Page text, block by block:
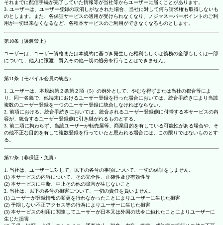
それまでに配信手続が完了していた情報等が当社等からユーザーに届くことがあります。
3. ユーザーは、ユーザー登録の取消しがなされた場合、当社に対して何ら請求権も取得しないも
のとします。また、各保証サービスの適用が受けられなくなり、ノジマスーパーポイントのご利
用が一切出来なくなるなど、各種本サービスのご利用ができなくなるものとします。
第10条（譲渡禁止）
ユーザーは、ユーザー資格または本規約に基づき発生した権利もしくは義務の全部もしくは一部
について、他人に譲渡、質入その他一切の処分を行うことはできません。
第11条（モバイル会員の統合）
1. ユーザーは、本規約第２条第２項（5）の例外として、やむを得ずまたは当社の都合等によ
り、同一名義で、他端末におけるユーザー登録を行った場合においては、統合手続きにより当該
複数のユーザー登録を一つのユーザー登録に統合しなければならない。
2. 前項における、統合手続きにおいては、統合されるユーザー登録側に付帯する本サービスの内
容が、統合するユーザー登録側に引き継がれるものとする。
3. 前二項に拘わらず、当該ユーザーが転売屋等、商業目的を有している可能性がある場合や、そ
の他不正な目的を有して複数登録を行っていたと思われる場合には、この限りではないものとす
る。
第12条（非保証・免責）
1. 当社は、ユーザーに対して、以下の各号の事項について、一切の保証をしません。
(1) 本サービスの内容について、その完全性、正確性及び有効性等
(2) 本サービスに中断、中止その他の障害が生じないこと
2. 当社は、以下の各号の損害について、一切の責任を負いません。
(1) ユーザーが登録情報の変更を行わなかったことによりユーザーに生じた損害
(2) 予期しない不正アクセス等の行為によりユーザーに生じた損害
(3) 本サービスの利用に関連してユーザーが日本又は外国の法令に触れたことによりユーザーに
生じた損害